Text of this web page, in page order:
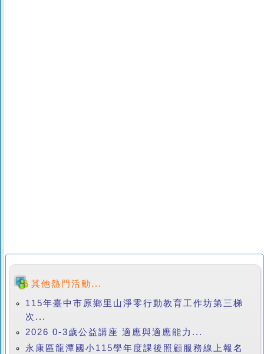
其他熱門活動...
115年臺中市原鄉里山淨零行動教育工作坊第三梯
次...
2026 0-3歲公益講座 適應與適應能力...
永康區龍潭國小115學年度課後照顧服務線上報名